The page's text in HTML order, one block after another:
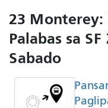
23 Monterey:
Palabas sa
Sabado